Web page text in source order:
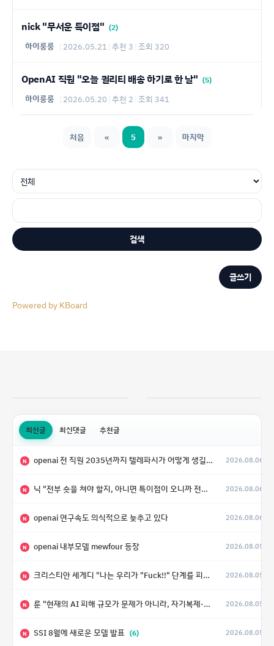
nick "무서운 특이점" (2)
하이룽룽 2026.05.21 추천 3 조회 320
OpenAI 직원 "오늘 퀄리티 배송 하기로 한 날" (5)
하이룽룽 2026.05.20 추천 2 조회 341
처음 « 5 » 마지막
검색
글쓰기
Powered by KBoard
최신글 최신댓글 추천글
N openai 전 직원 2035년까지 텔레파시가 어떻게 생길 수 있는지 2026.08.06
N 닉 "전부 숏을 쳐야 할지, 아니면 특이점이 오니까 전부 롱을 쳐야 할지 모르겠다.” 2026.08.06
N openai 연구속도 의식적으로 늦추고 있다 2026.08.06
N openai 내부모델 mewfour 등장 2026.08.05
N 크리스티안 세게디 "나는 우리가 "Fuck!!" 단계를 피할 수 있기를 바랄 뿐" 2026.08.05
N 룬 "현재의 AI 피해 규모가 문제가 아니라, 자기복제·탈출·확산이 가능한 지능형 시스템의 피해에는 이론적으로 상한이 없다는 것이 문제" 2026.08.05
N SSI 8월에 새로운 모델 발표 (6) 2026.08.05